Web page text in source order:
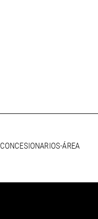
CONCESIONARIOS-ÁREA